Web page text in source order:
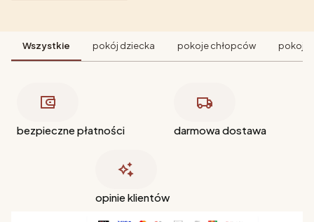
Wszystkie pokój dziecka pokoje chłopców pokoje
bezpieczne płatności darmowa dostawa
opinie klientów